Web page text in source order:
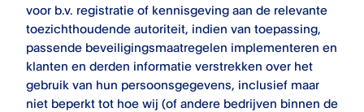
voor b.v. registratie of kennisgeving aan de relevante
toezichthoudende autoriteit, indien van toepassing,
passende beveiligingsmaatregelen implementeren en
klanten en derden informatie verstrekken over het
gebruik van hun persoonsgegevens, inclusief maar
niet beperkt tot hoe wij (of andere bedrijven binnen de